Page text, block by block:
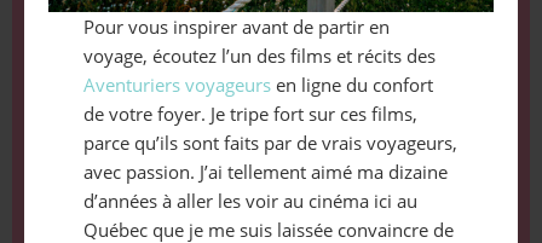
Pour vous inspirer avant de partir en
voyage, écoutez l’un des films et récits des
Aventuriers voyageurs en ligne du confort
de votre foyer. Je tripe fort sur ces films,
parce qu’ils sont faits par de vrais voyageurs,
avec passion. J’ai tellement aimé ma dizaine
d’années à aller les voir au cinéma ici au
Québec que je me suis laissée convaincre de